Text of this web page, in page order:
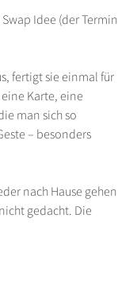
Idee (der Termin
fertigt sie einmal für
Karte, eine
man sich so
– besonders
nach Hause gehen
gedacht. Die